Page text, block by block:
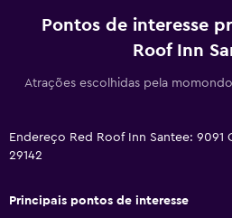
Mídia e entretenimento
TV de tela plana
Quarto
Pontos de interesse
Roof Inn
Atrações escolhidas pela
Endereço Red Roof Inn Santee: 9091
29142
Principais pontos de interesse